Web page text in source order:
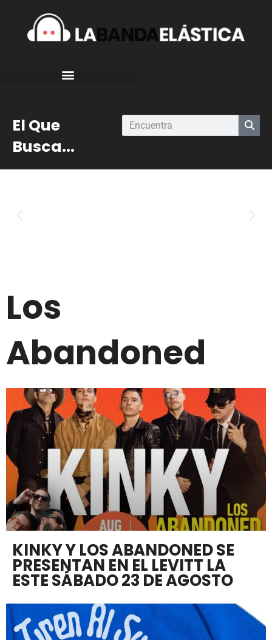
El Que
Busca...
Los
Abandoned
KINKY Y LOS ABANDONED SE
PRESENTAN EN EL LEVITT LA
ESTE SÁBADO 23 DE AGOSTO